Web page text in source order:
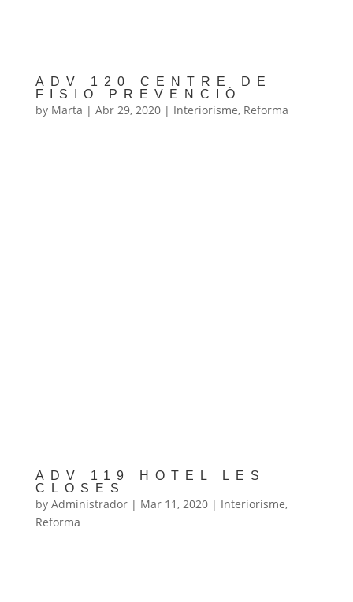
ADV 120 CENTRE DE
FISIO PREVENCIÓ
by Marta | Abr 29, 2020| Interiorisme, Reforma
ADV 119 HOTEL LES
CLOSES
by Administrador| Mar 11, 2020| Interiorisme,
Reforma